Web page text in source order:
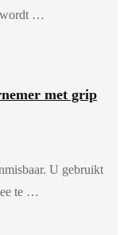
wordt …
met grip
U gebruikt
te …